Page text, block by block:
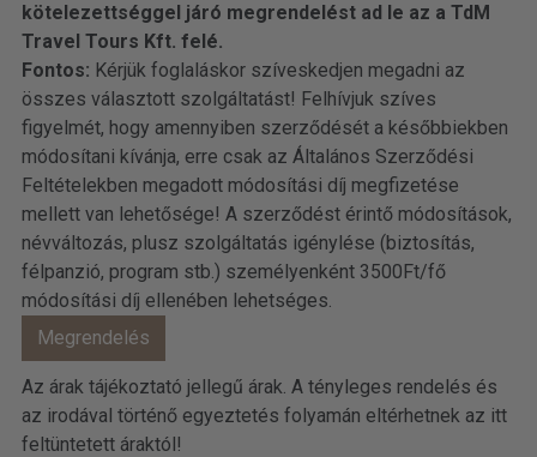
kötelezettséggel járó megrendelést ad le az a TdM
Travel Tours Kft. felé.
Fontos: Kérjük foglaláskor szíveskedjen megadni az
összes választott szolgáltatást! Felhívjuk szíves
figyelmét, hogy amennyiben szerződését a későbbiekben
módosítani kívánja, erre csak az Általános Szerződési
Feltételekben megadott módosítási díj megfizetése
mellett van lehetősége! A szerződést érintő módosítások,
névváltozás, plusz szolgáltatás igénylése (biztosítás,
félpanzió, program stb.) személyenként 3500Ft/fő
módosítási díj ellenében lehetséges.
Az árak tájékoztató jellegű árak. A tényleges rendelés és
az irodával történő egyeztetés folyamán eltérhetnek az itt
feltüntetett áraktól!